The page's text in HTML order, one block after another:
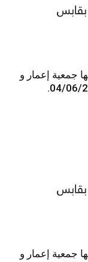
جمعية إعمار و
جمعية إعمار و